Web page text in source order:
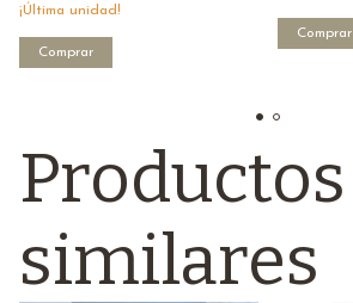
¡Última unidad!
Comprar
Comprar
Productos
similares